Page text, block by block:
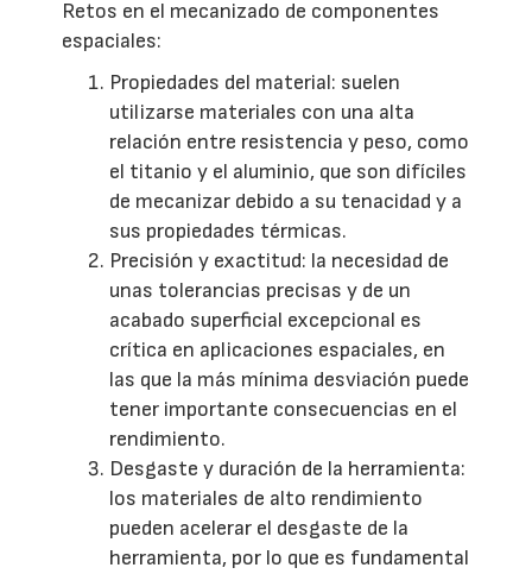
Retos en el mecanizado de componentes
espaciales:
Propiedades del material: suelen
utilizarse materiales con una alta
relación entre resistencia y peso, como
el titanio y el aluminio, que son difíciles
de mecanizar debido a su tenacidad y a
sus propiedades térmicas.
Precisión y exactitud: la necesidad de
unas tolerancias precisas y de un
acabado superficial excepcional es
crítica en aplicaciones espaciales, en
las que la más mínima desviación puede
tener importante consecuencias en el
rendimiento.
Desgaste y duración de la herramienta:
los materiales de alto rendimiento
pueden acelerar el desgaste de la
herramienta, por lo que es fundamental